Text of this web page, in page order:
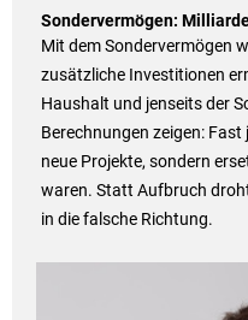
Sondervermögen:
Mit dem Sondervermögen
zusätzliche Investitionen
Haushalt und jenseits der
Berechnungen zeigen:
neue Projekte, sondern
waren. Statt Aufbruch
in die falsche Richtung.